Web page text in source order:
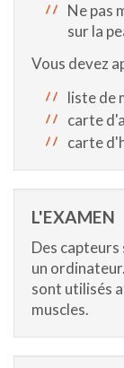
Ne pas
sur la
Vous devez
liste de
carte
carte
L'EXAMEN
Des capteurs
un
sont utilisés
muscles.